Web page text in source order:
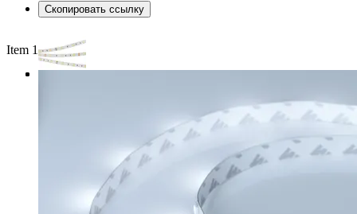
Скопировать ссылку
Item 1 of 3